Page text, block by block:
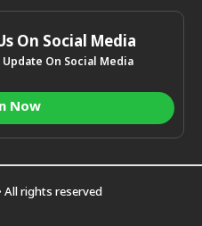
On Social Media
Update On Social Media
Now
All rights reserved